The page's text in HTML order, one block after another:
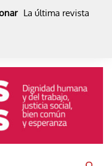
La última revista